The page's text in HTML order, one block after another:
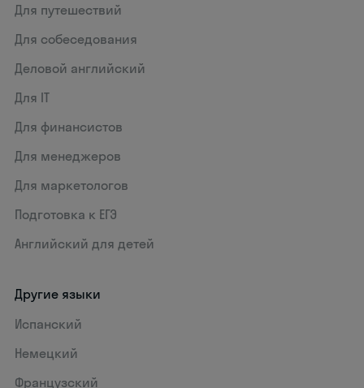
Для путешествий
Для собеседования
Деловой английский
Для IT
Для финансистов
Для менеджеров
Для маркетологов
Подготовка к ЕГЭ
Английский для детей
Другие языки
Испанский
Немецкий
Французский